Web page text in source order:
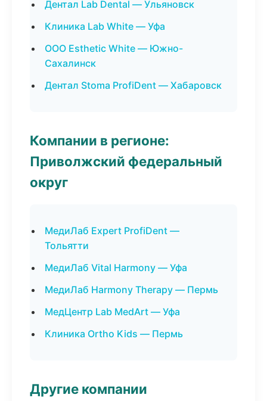
Дентал Lab Dental — Ульяновск
Клиника Lab White — Уфа
ООО Esthetic White — Южно-
Сахалинск
Дентал Stoma ProfiDent — Хабаровск
Компании в регионе:
Приволжский федеральный
округ
МедиЛаб Expert ProfiDent —
Тольятти
МедиЛаб Vital Harmony — Уфа
МедиЛаб Harmony Therapy — Пермь
МедЦентр Lab MedArt — Уфа
Клиника Ortho Kids — Пермь
Другие компании